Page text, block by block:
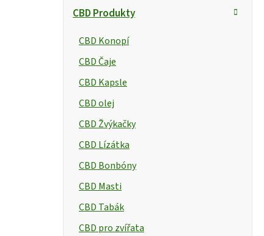
CBD Produkty
CBD Konopí
CBD Čaje
CBD Kapsle
CBD olej
CBD Žvýkačky
CBD Lízátka
CBD Bonbóny
CBD Masti
CBD Tabák
CBD pro zvířata